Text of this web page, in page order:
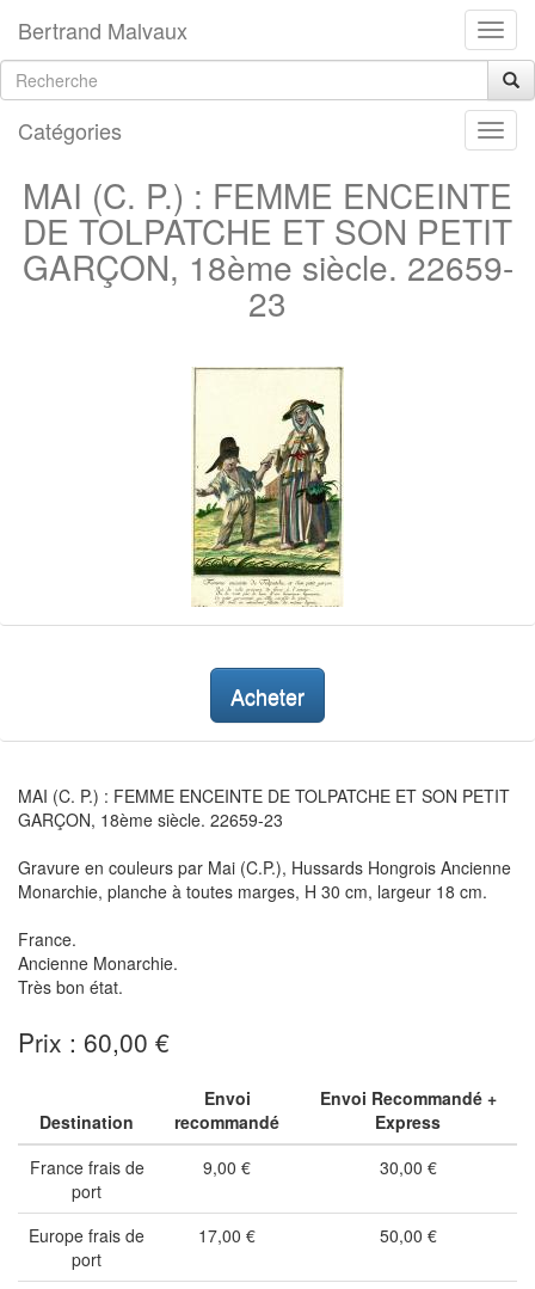
Bertrand Malvaux
Catégories
MAI (C. P.) : FEMME ENCEINTE
DE TOLPATCHE ET SON PETIT
GARÇON, 18ème siècle. 22659-
23
Acheter
MAI (C. P.) : FEMME ENCEINTE DE TOLPATCHE ET SON PETIT
GARÇON, 18ème siècle. 22659-23
Gravure en couleurs par Mai (C.P.), Hussards Hongrois Ancienne
Monarchie, planche à toutes marges, H 30 cm, largeur 18 cm.
France.
Ancienne Monarchie.
Très bon état.
Prix : 60,00 €
Destination
Envoi
recommandé
Envoi Recommandé +
Express
France frais de
port
9,00 € 30,00 €
Europe frais de
port
17,00 € 50,00 €